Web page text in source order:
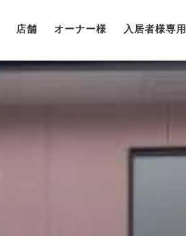
店舗 オーナー様 入居者様専用